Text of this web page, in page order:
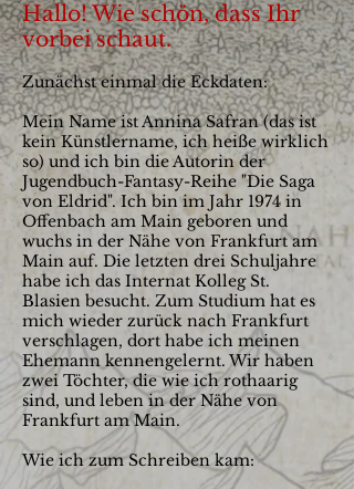
Hallo! Wie schön, dass Ihr
vorbei schaut.
Zunächst einmal die Eckdaten:
Mein Name ist Annina Safran (das ist
kein Künstlername, ich heiße wirklich
so) und ich bin die Autorin der
Jugendbuch-Fantasy-Reihe "Die Saga
von Eldrid". Ich bin im Jahr 1974 in
Offenbach am Main geboren und
wuchs in der Nähe von Frankfurt am
Main auf. Die letzten drei Schuljahre
habe ich das Internat Kolleg St.
Blasien besucht. Zum Studium hat es
mich wieder zurück nach Frankfurt
verschlagen, dort habe ich meinen
Ehemann kennengelernt. Wir haben
zwei Töchter, die wie ich rothaarig
sind, und leben in der Nähe von
Frankfurt am Main.
Wie ich zum Schreiben kam: